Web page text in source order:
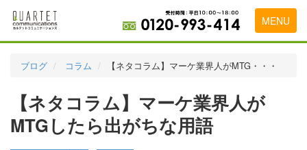
MENU
実績・お客様の声
初めて導入をお考えの方
ブログ コラム 【ネタコラム】マーケ業界人がMTG・・・
【ネタコラム】マーケ業界人が
MTGしたら出がちな用語